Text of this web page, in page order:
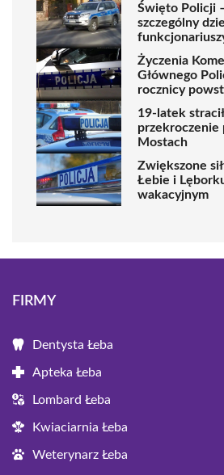
Święto Policji
szczególny
Życzenia
Głównego
rocznicy
19-latek
przekroczenie
Mostach
Zwiększone
Łebie i
wakacyjnym
FIRMY
Dentysta Łeba
Apteka Łeba
Lombard Łeba
Kwiaciarnia Łeba
Weterynarz Łeba